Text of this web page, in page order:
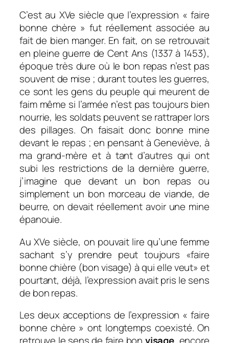
C’est au XVe siècle que l’expression « faire
bonne chère » fut réellement associée au
fait de bien manger. En fait, on se retrouvait
en pleine guerre de Cent Ans (1337 à 1453),
époque très dure où le bon repas n’est pas
souvent de mise ; durant toutes les guerres,
ce sont les gens du peuple qui meurent de
faim même si l’armée n’est pas toujours bien
nourrie, les soldats peuvent se rattraper lors
des pillages. On faisait donc bonne mine
devant le repas ; en pensant à Geneviève, à
ma grand-mère et à tant d’autres qui ont
subi les restrictions de la dernière guerre,
j’imagine que devant un bon repas ou
simplement un bon morceau de viande, de
beurre, on devait réellement avoir une mine
épanouie.
Au XVe siècle, on pouvait lire qu’une femme
sachant s’y prendre peut toujours «faire
bonne chière (bon visage) à qui elle veut» et
pourtant, déjà, l’expression avait pris le sens
de bon repas.
Les deux acceptions de l’expression « faire
bonne chère » ont longtemps coexisté. On